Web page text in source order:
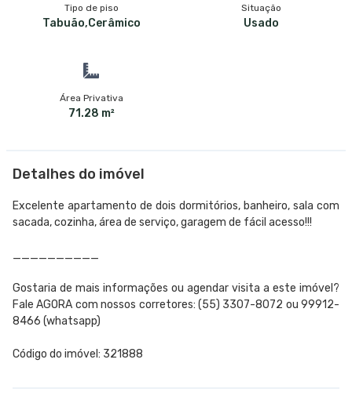
Tipo de piso
Tabuão,Cerâmico
Situação
Usado
Área Privativa
71.28 m²
Detalhes do imóvel
Excelente apartamento de dois dormitórios, banheiro, sala com
sacada, cozinha, área de serviço, garagem de fácil acesso!!!
__________
Gostaria de mais informações ou agendar visita a este imóvel?
Fale AGORA com nossos corretores: (55) 3307-8072 ou 99912-
8466 (whatsapp)
Código do imóvel: 321888